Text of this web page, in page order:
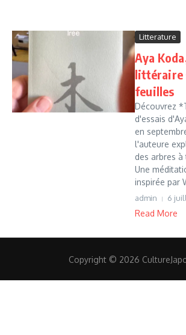
Litterature
Aya
littéraire
feuilles
Découvrez
d'essais
en
l'auteure
des arbres à
Une
inspirée par
admin 6
Read More